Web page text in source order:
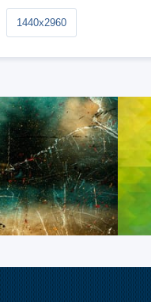
1440x2960